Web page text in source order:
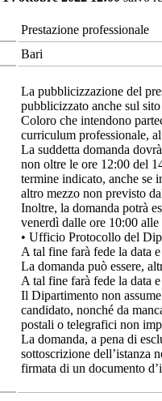
Prestazione professionale
Bari
La pubblicizzazione del
pubblicizzato anche sul
Coloro che intendono
curriculum professionale,
La suddetta domanda
non oltre le ore 12:00 del
termine indicato, anche se
altro mezzo non previsto
Inoltre, la domanda potrà
venerdì dalle ore 10:00
• Ufficio Protocollo del
A tal fine farà fede la data
La domanda può essere,
A tal fine farà fede la data
Il Dipartimento non
candidato, nonché da
postali o telegrafici non
La domanda, a pena di
sottoscrizione dell’istanza
firmata di un documento